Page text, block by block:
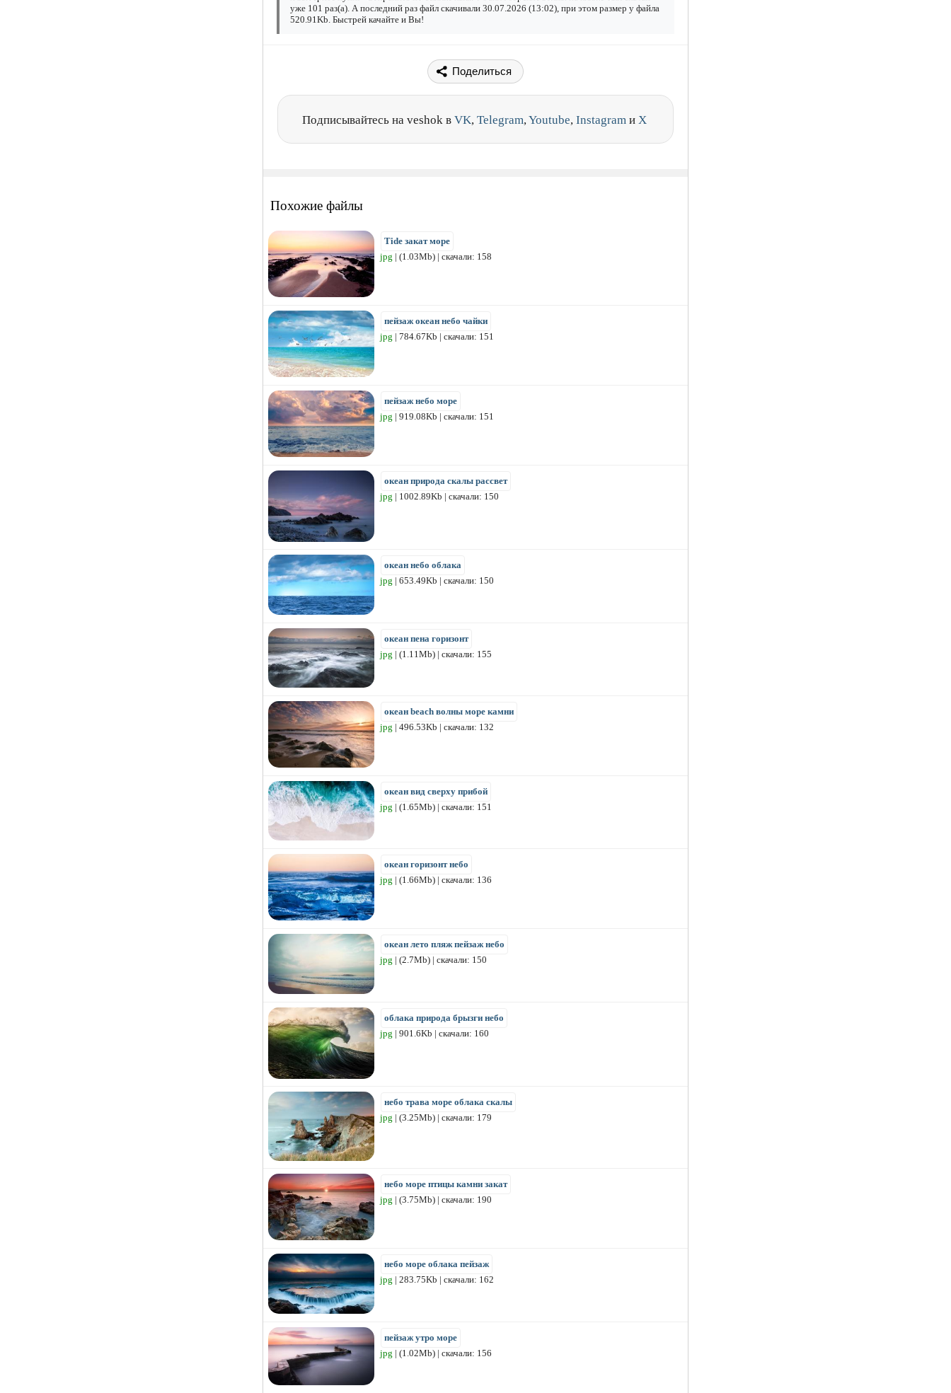
уже 101 раз(а). А последний раз файл скачивали 30.07.2026 (13:02), при этом размер у файла
520.91Kb. Быстрей качайте и Вы!
Поделиться
Подписывайтесь на veshok в VK, Telegram,Youtube, Instagram и X
Похожие файлы
Tide закат море
jpg | (1.03Mb) | скачали: 158
пейзаж океан небо чайки
jpg | 784.67Kb | скачали: 151
пейзаж небо море
jpg | 919.08Kb | скачали: 151
океан природа скалы рассвет
jpg | 1002.89Kb | скачали: 150
океан небо облака
jpg | 653.49Kb | скачали: 150
океан пена горизонт
jpg | (1.11Mb) | скачали: 155
океан beach волны море камни
jpg | 496.53Kb | скачали: 132
океан вид сверху прибой
jpg | (1.65Mb) | скачали: 151
океан горизонт небо
jpg | (1.66Mb) | скачали: 136
океан лето пляж пейзаж небо
jpg | (2.7Mb) | скачали: 150
облака природа брызги небо
jpg | 901.6Kb | скачали: 160
небо трава море облака скалы
jpg | (3.25Mb) | скачали: 179
небо море птицы камни закат
jpg | (3.75Mb) | скачали: 190
небо море облака пейзаж
jpg | 283.75Kb | скачали: 162
пейзаж утро море
jpg | (1.02Mb) | скачали: 156